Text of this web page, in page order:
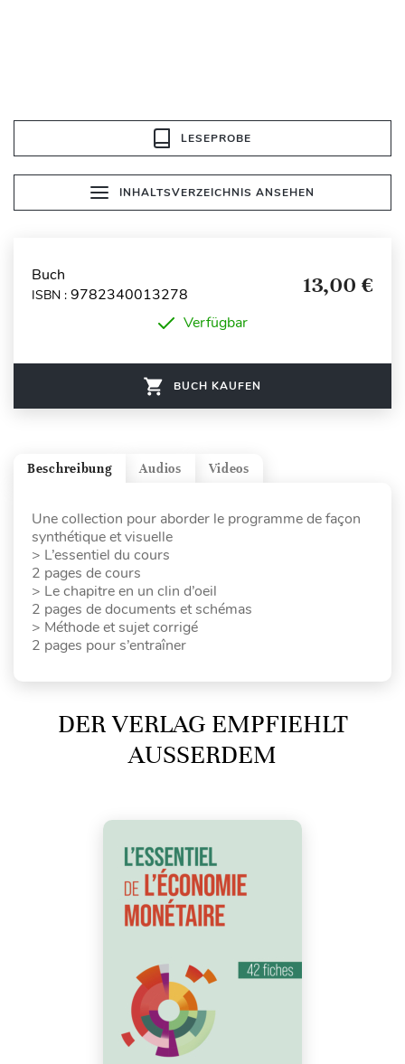
LESEPROBE
INHALTSVERZEICHNIS ANSEHEN
Buch
ISBN : 9782340013278 13,00 €
Verfügbar
BUCH KAUFEN
Videos
Audios
Beschreibung
Une collection pour aborder le programme de façon
synthétique et visuelle
> L’essentiel du cours
2 pages de cours
> Le chapitre en un clin d’oeil
2 pages de documents et schémas
> Méthode et sujet corrigé
2 pages pour s’entraîner
DER VERLAG EMPFIEHLT
AUSSERDEM